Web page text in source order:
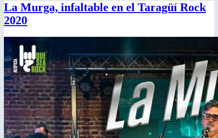
La Murga, infaltable en el Taragüí Rock
2020